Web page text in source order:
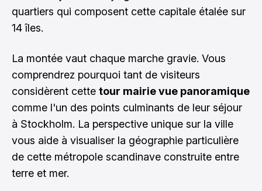
quartiers qui composent cette capitale étalée sur
14 îles.
La montée vaut chaque marche gravie. Vous
comprendrez pourquoi tant de visiteurs
considèrent cette tour mairie vue panoramique
comme l'un des points culminants de leur séjour
à Stockholm. La perspective unique sur la ville
vous aide à visualiser la géographie particulière
de cette métropole scandinave construite entre
terre et mer.